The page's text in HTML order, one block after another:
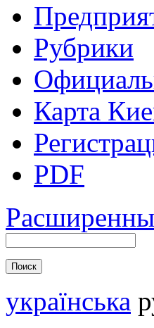
Рубрики
Карта
PDF
українська